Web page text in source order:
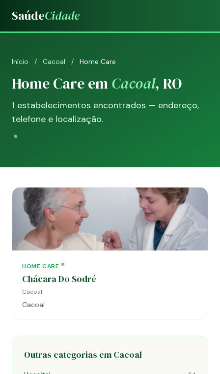
SaúdeCidade
Início / Cacoal / Home Care
Home Care emCacoal, RO
1 estabelecimentos encontrados — endereço,
telefone e localização.
HOME CARE
Chácara Do Sodré
Cacoal
Cacoal
Outras categorias em Cacoal